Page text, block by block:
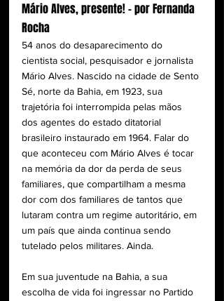
Mário Alves, presente! – por Fernanda
Rocha
54 anos do desaparecimento do
cientista social, pesquisador e jornalista
Mário Alves. Nascido na cidade de Sento
Sé, norte da Bahia, em 1923, sua
trajetória foi interrompida pelas mãos
dos agentes do estado ditatorial
brasileiro instaurado em 1964. Falar do
que aconteceu com Mário Alves é tocar
na memória da dor da perda de seus
familiares, que compartilham a mesma
dor com dos familiares de tantos que
lutaram contra um regime autoritário, em
um país que ainda continua sendo
tutelado pelos militares. Ainda.
Em sua juventude na Bahia, a sua
escolha de vida foi ingressar no Partido